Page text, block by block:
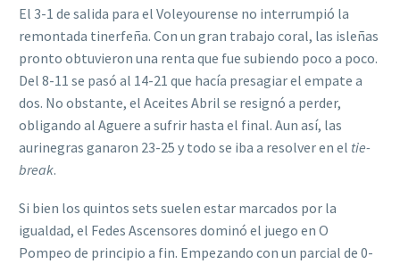
El 3-1 de salida para el Voleyourense no interrumpió la
remontada tinerfeña. Con un gran trabajo coral, las isleñas
pronto obtuvieron una renta que fue subiendo poco a poco.
Del 8-11 se pasó al 14-21 que hacía presagiar el empate a
dos. No obstante, el Aceites Abril se resignó a perder,
obligando al Aguere a sufrir hasta el final. Aun así, las
aurinegras ganaron 23-25 y todo se iba a resolver en el tie-
break.
Si bien los quintos sets suelen estar marcados por la
igualdad, el Fedes Ascensores dominó el juego en O
Pompeo de principio a fin. Empezando con un parcial de 0-